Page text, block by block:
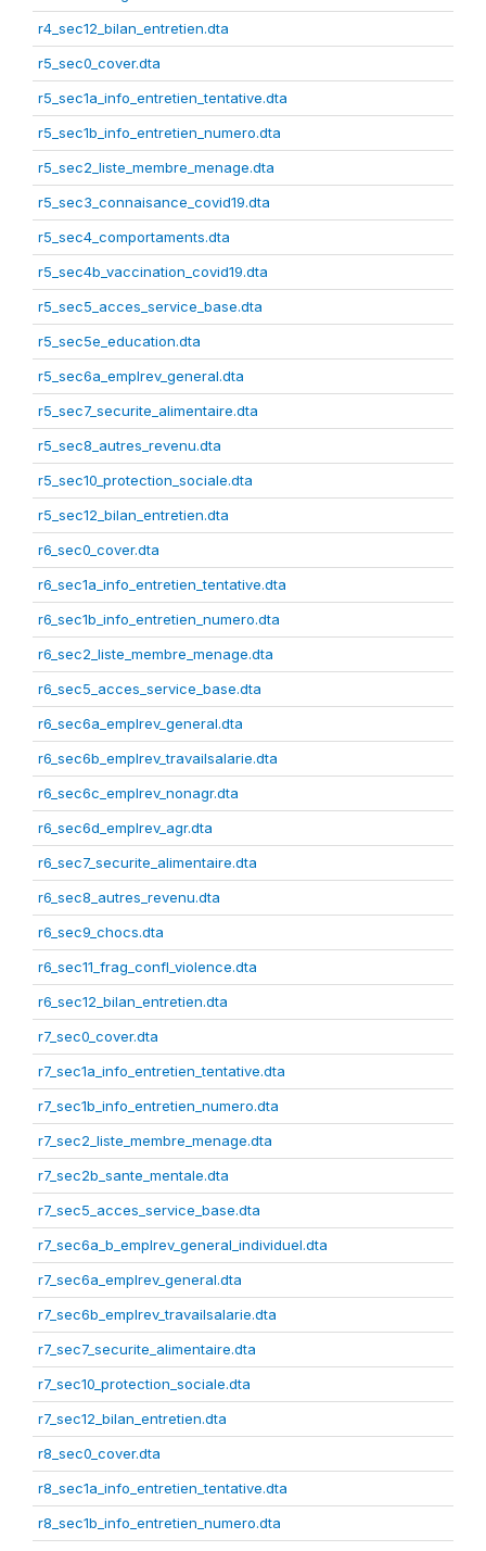
r4_sec12_bilan_entretien.dta
r5_sec0_cover.dta
r5_sec1a_info_entretien_tentative.dta
r5_sec1b_info_entretien_numero.dta
r5_sec2_liste_membre_menage.dta
r5_sec3_connaisance_covid19.dta
r5_sec4_comportaments.dta
r5_sec4b_vaccination_covid19.dta
r5_sec5_acces_service_base.dta
r5_sec5e_education.dta
r5_sec6a_emplrev_general.dta
r5_sec7_securite_alimentaire.dta
r5_sec8_autres_revenu.dta
r5_sec10_protection_sociale.dta
r5_sec12_bilan_entretien.dta
r6_sec0_cover.dta
r6_sec1a_info_entretien_tentative.dta
r6_sec1b_info_entretien_numero.dta
r6_sec2_liste_membre_menage.dta
r6_sec5_acces_service_base.dta
r6_sec6a_emplrev_general.dta
r6_sec6b_emplrev_travailsalarie.dta
r6_sec6c_emplrev_nonagr.dta
r6_sec6d_emplrev_agr.dta
r6_sec7_securite_alimentaire.dta
r6_sec8_autres_revenu.dta
r6_sec9_chocs.dta
r6_sec11_frag_confl_violence.dta
r6_sec12_bilan_entretien.dta
r7_sec0_cover.dta
r7_sec1a_info_entretien_tentative.dta
r7_sec1b_info_entretien_numero.dta
r7_sec2_liste_membre_menage.dta
r7_sec2b_sante_mentale.dta
r7_sec5_acces_service_base.dta
r7_sec6a_b_emplrev_general_individuel.dta
r7_sec6a_emplrev_general.dta
r7_sec6b_emplrev_travailsalarie.dta
r7_sec7_securite_alimentaire.dta
r7_sec10_protection_sociale.dta
r7_sec12_bilan_entretien.dta
r8_sec0_cover.dta
r8_sec1a_info_entretien_tentative.dta
r8_sec1b_info_entretien_numero.dta